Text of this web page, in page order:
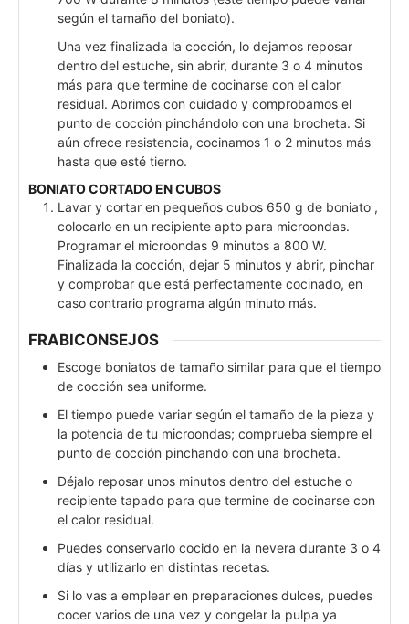
según el tamaño del boniato).
Una vez finalizada la cocción, lo dejamos reposar
dentro del estuche, sin abrir, durante 3 o 4 minutos
más para que termine de cocinarse con el calor
residual. Abrimos con cuidado y comprobamos el
punto de cocción pinchándolo con una brocheta. Si
aún ofrece resistencia, cocinamos 1 o 2 minutos más
hasta que esté tierno.
BONIATO CORTADO EN CUBOS
Lavar y cortar en pequeños cubos 650 g de boniato ,
colocarlo en un recipiente apto para microondas.
Programar el microondas 9 minutos a 800 W.
Finalizada la cocción, dejar 5 minutos y abrir, pinchar
y comprobar que está perfectamente cocinado, en
caso contrario programa algún minuto más.
FRABICONSEJOS
Escoge boniatos de tamaño similar para que el tiempo
de cocción sea uniforme.
El tiempo puede variar según el tamaño de la pieza y
la potencia de tu microondas; comprueba siempre el
punto de cocción pinchando con una brocheta.
Déjalo reposar unos minutos dentro del estuche o
recipiente tapado para que termine de cocinarse con
el calor residual.
Puedes conservarlo cocido en la nevera durante 3 o 4
días y utilizarlo en distintas recetas.
Si lo vas a emplear en preparaciones dulces, puedes
cocer varios de una vez y congelar la pulpa ya